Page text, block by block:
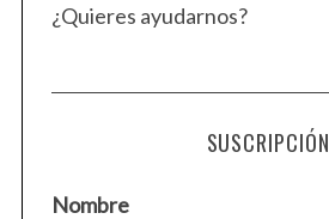
¿Quieres ayudarnos?
SUSCRIPCIÓN
Nombre